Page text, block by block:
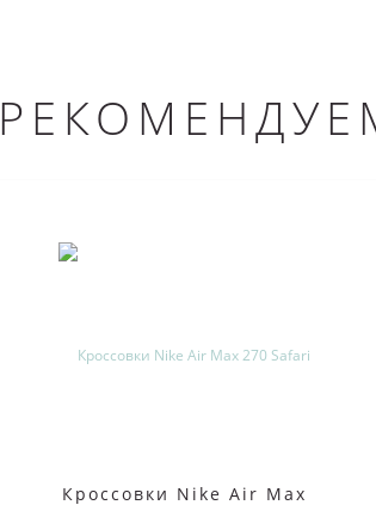
Кроссовки Nike Air Max